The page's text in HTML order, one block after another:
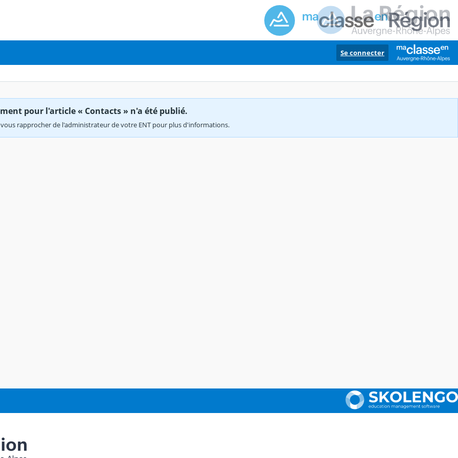
Se connecter
pour l'article « Contacts » n'a été publié.
rapprocher de l'administrateur de votre ENT pour plus d'informations.